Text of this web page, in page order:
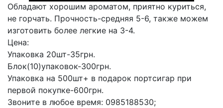
Обладают хорошим ароматом, приятно куриться,
не горчать. Прочность-средняя 5-6, также можем
изготовить более легкие на 3-4.
Цена:
Упаковка 20шт-35грн.
Блок(10)упаковок-300грн.
Упаковка на 500шт+ в подарок портсигар при
первой покупке-600грн.
Звоните в любое время: 0985188530;